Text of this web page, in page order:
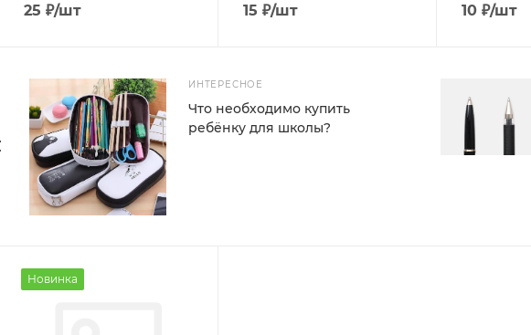
25 ₽/шт 15 ₽/шт 10 ₽/шт
ИНТЕРЕСНОЕ
Что необходимо купить
ребёнку для школы?
Новинка